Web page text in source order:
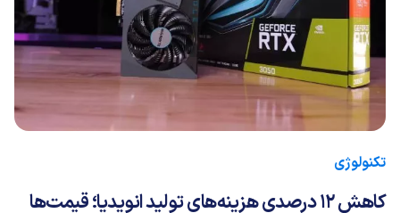
تکنولوژی
کاهش 12 درصدی هزینه‌های تولید انویدیا؛ قیمت‌ها